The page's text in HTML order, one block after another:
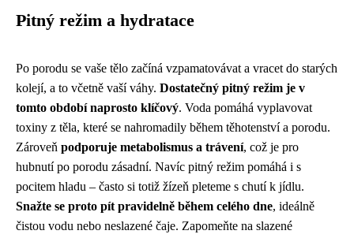
Pitný režim a hydratace
Po porodu se vaše tělo začíná vzpamatovávat a vracet do starých
kolejí, a to včetně vaší váhy. Dostatečný pitný režim je v
tomto období naprosto klíčový. Voda pomáhá vyplavovat
toxiny z těla, které se nahromadily během těhotenství a porodu.
Zároveň podporuje metabolismus a trávení, což je pro
hubnutí po porodu zásadní. Navíc pitný režim pomáhá i s
pocitem hladu – často si totiž žízeň pleteme s chutí k jídlu.
Snažte se proto pít pravidelně během celého dne, ideálně
čistou vodu nebo neslazené čaje. Zapomeňte na slazené